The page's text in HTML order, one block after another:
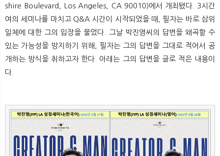
shire Boulevard, Los Angeles, CA 90010)에서 개최됐다. 3시간
여의 세미나를 마치고 Q&A 시간이 시작되었을 때, 필자는 바로 삼위
일체에 대한 그의 입장을 물었다. 그날 박진영씨의 답변을 왜곡할 수
있는 가능성을 방지하기 위해, 필자는 그의 답변을 그대로 적어서 공
개하는 방식을 취하고자 한다. 아래는 그의 답변을 글로 적은 내용이
다.